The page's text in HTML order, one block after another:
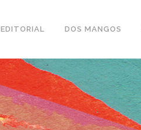
EDITORIAL DOS MANGOS